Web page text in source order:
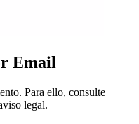
Email
Para ello, consulte
legal.